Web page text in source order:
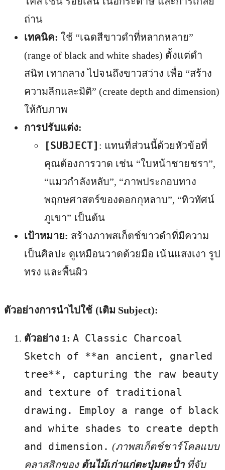
ถ่าน
เทคนิค: ใช้ “เฉดสีขาวดำที่หลากหลาย”
(range of black and white shades) ตั้งแต่ดำ
สนิท เทากลาง ไปจนถึงขาวสว่าง เพื่อ “สร้าง
ความลึกและมิติ” (create depth and dimension)
ให้กับภาพ
การปรับแต่ง:
[SUBJECT] : แทนที่ส่วนนี้ด้วยหัวข้อที่
คุณต้องการวาด เช่น “ใบหน้าชายชรา”,
“แมวกำลังหลับ”, “ภาพประกอบทาง
พฤกษศาสตร์ของดอกกุหลาบ”, “ทิวทัศน์
ภูเขา” เป็นต้น
เป้าหมาย: สร้างภาพสเก็ตช์ขาวดำที่มีความ
เป็นศิลปะ ดูเหมือนวาดด้วยมือ เน้นแสงเงา รูป
ทรง และพื้นผิว
ตัวอย่างการนำไปใช้ (เติม Subject):
ตัวอย่าง 1: A Classic Charcoal
Sketch of **an ancient, gnarled
tree**, capturing the raw beauty
and texture of traditional
drawing. Employ a range of black
and white shades to create depth
and dimension. (ภาพสเก็ตช์ชาร์โคลแบบ
คลาสสิกของ ต้นไม้เก่าแก่ตะปุ่มตะป่ำที่จับ